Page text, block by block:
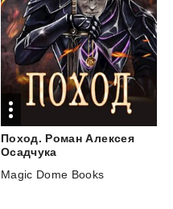
Поход. Роман Алексея
Осадчука
Magic Dome Books